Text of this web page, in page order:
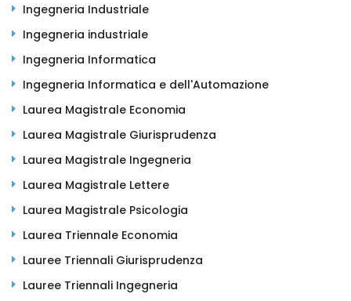
Ingegneria Industriale
Ingegneria industriale
Ingegneria Informatica
Ingegneria Informatica e dell'Automazione
Laurea Magistrale Economia
Laurea Magistrale Giurisprudenza
Laurea Magistrale Ingegneria
Laurea Magistrale Lettere
Laurea Magistrale Psicologia
Laurea Triennale Economia
Lauree Triennali Giurisprudenza
Lauree Triennali Ingegneria